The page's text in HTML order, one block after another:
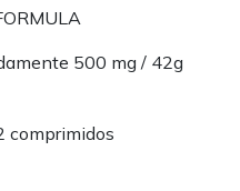
500 mg / 42g
comprimidos